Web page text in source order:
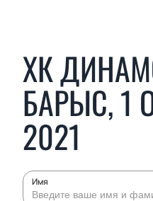
ХК
БАРЫС, 1
2021
Имя